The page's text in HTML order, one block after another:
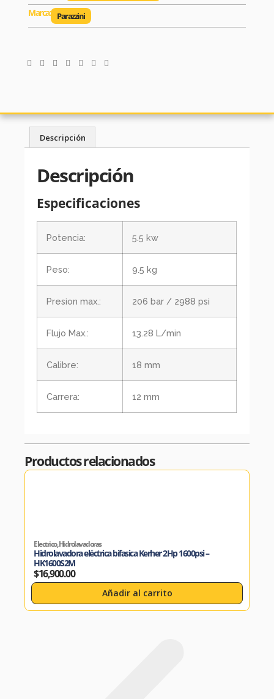
Marca: Parazzini
Descripción
Descripción
Especificaciones
Potencia: 5.5 kw
Peso: 9.5 kg
Presion max.: 206 bar / 2988 psi
Flujo Max.: 13.28 L/min
Calibre: 18 mm
Carrera: 12 mm
Productos relacionados
Electrico,Hidrolavadoras
Hidrolavadora eléctrica bifasica Kerher 2Hp 1600psi –
HK1600S2M
$16,900.00
Añadir al carrito